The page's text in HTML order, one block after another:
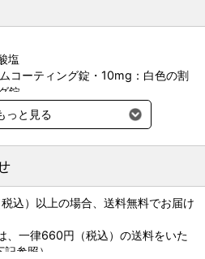
塩
コーティング錠・10mg：白色の割
錠
気を避けて保存すること
っと見る
込）以上の場合、送料無料でお届け
、一律660円（税込）の送料をいた
参照）